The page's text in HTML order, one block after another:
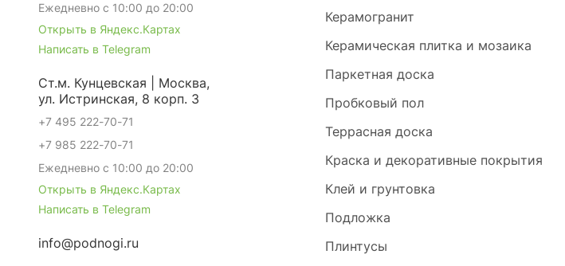
Керамогранит
Керамическая плитка и мозаика
Паркетная доска
Пробковый пол
Террасная доска
Краска и декоративные покрытия
Клей и грунтовка
Подложка
Плинтусы
Ежедневно с 10:00 до 20:00
Открыть в Яндекс.Картах
Написать в Telegram
Ст.м. Кунцевская | Москва,
ул. Истринская, 8 корп. 3
+7 495 222-70-71
+7 985 222-70-71
Ежедневно с 10:00 до 20:00
Открыть в Яндекс.Картах
Написать в Telegram
info@podnogi.ru